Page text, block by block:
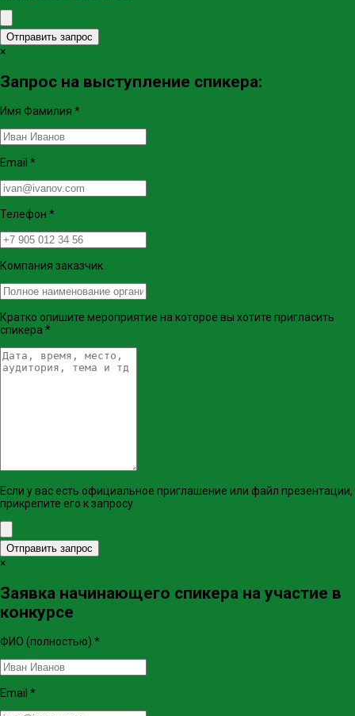
Отправить запрос
×
Запрос на выступление спикера:
Имя Фамилия *
Email *
Телефон *
Компания заказчик
Кратко опишите мероприятие на которое вы хотите пригласить
спикера *
Если у вас есть официальное приглашение или файл презентации,
прикрепите его к запросу
Отправить запрос
×
Заявка начинающего спикера на участие в
конкурсе
ФИО (полностью) *
Email *